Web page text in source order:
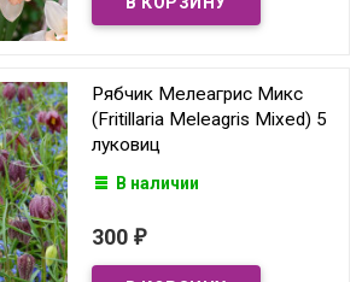
Рябчик Мелеагрис Микс
(Fritillaria Meleagris Mixed) 5
луковиц
В наличии
300 ₽